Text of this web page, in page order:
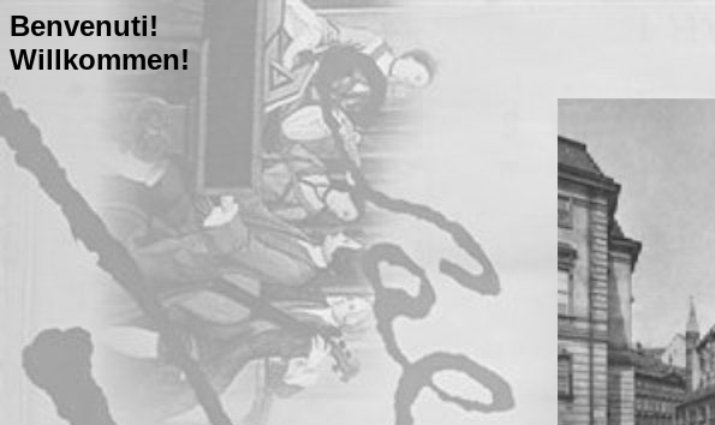
Benvenuti!
Willkommen!